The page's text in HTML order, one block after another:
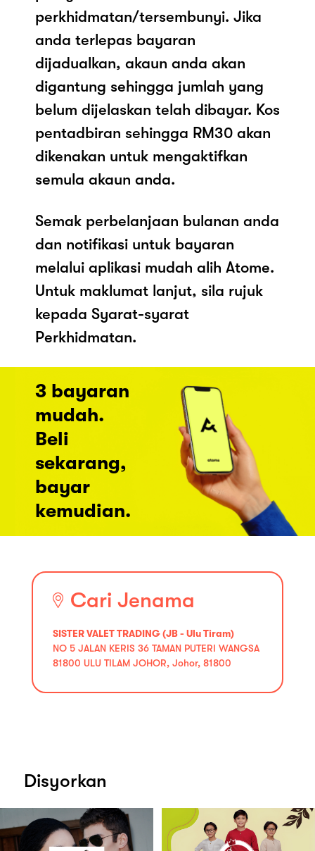
perkhidmatan/tersembunyi. Jika
anda terlepas bayaran
dijadualkan, akaun anda akan
digantung sehingga jumlah yang
belum dijelaskan telah dibayar. Kos
pentadbiran sehingga RM30 akan
dikenakan untuk mengaktifkan
semula akaun anda.
Semak perbelanjaan bulanan anda
dan notifikasi untuk bayaran
melalui aplikasi mudah alih Atome.
Untuk maklumat lanjut, sila rujuk
kepada Syarat-syarat
Perkhidmatan.
3 bayaran
mudah.
Beli
sekarang,
bayar
kemudian.
Cari Jenama
SISTER VALET TRADING (JB - Ulu Tiram)
NO 5 JALAN KERIS 36 TAMAN PUTERI WANGSA
81800 ULU TILAM JOHOR, Johor, 81800
Disyorkan